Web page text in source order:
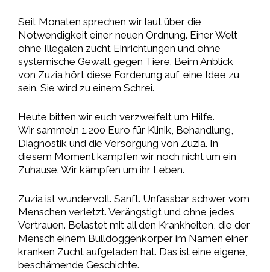
Seit Monaten sprechen wir laut über die
Notwendigkeit einer neuen Ordnung. Einer Welt
ohne Illegalen zücht Einrichtungen und ohne
systemische Gewalt gegen Tiere. Beim Anblick
von Zuzia hört diese Forderung auf, eine Idee zu
sein. Sie wird zu einem Schrei.
Heute bitten wir euch verzweifelt um Hilfe.
Wir sammeln 1.200 Euro für Klinik, Behandlung,
Diagnostik und die Versorgung von Zuzia. In
diesem Moment kämpfen wir noch nicht um ein
Zuhause. Wir kämpfen um ihr Leben.
Zuzia ist wundervoll. Sanft. Unfassbar schwer vom
Menschen verletzt. Verängstigt und ohne jedes
Vertrauen. Belastet mit all den Krankheiten, die der
Mensch einem Bulldoggenkörper im Namen einer
kranken Zucht aufgeladen hat. Das ist eine eigene,
beschämende Geschichte.